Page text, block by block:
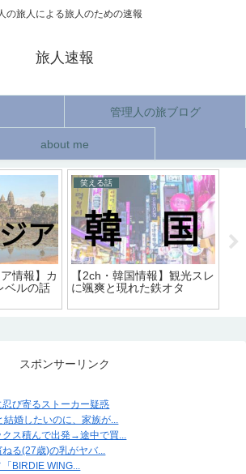
の旅人による旅人のための速報
旅人速報
管理人の旅ブログ
about me
情報】カ
ベルの話
笑える話
【2ch・韓国情報】観光スレ
に颯爽と現れた鉄オタ
スポンサーリンク
び寄るストーカー疑惑
結婚したいのに、家族が...
クス積んで出発→途中で買...
ねる(27歳)の乳がヤバ...
BIRDIE WING...